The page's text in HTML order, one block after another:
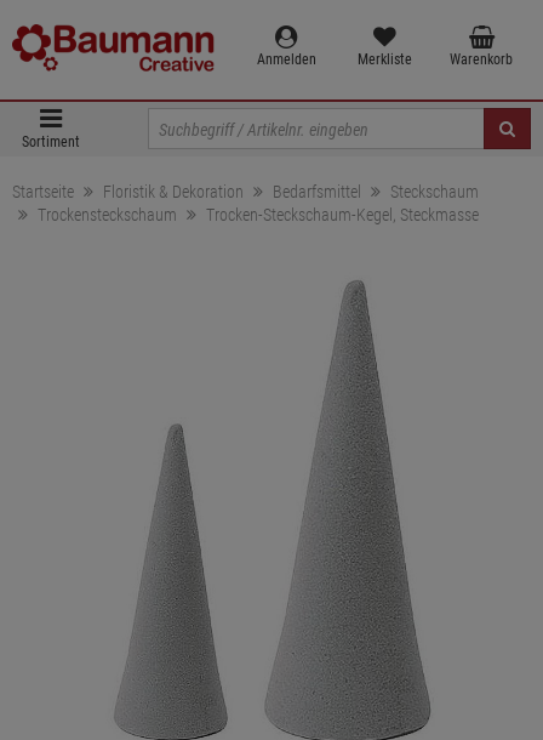
Anmelden Merkliste Warenkorb
Sortiment
Startseite Floristik & Dekoration Bedarfsmittel
Steckschaum
Trockensteckschaum
Trocken-Steckschaum-Kegel, Steckmasse